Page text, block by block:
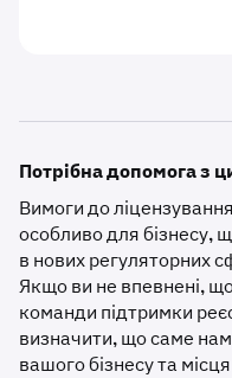
Потрібна допомога з
Вимоги до
особливо для бізнесу,
в нових регуляторних
Якщо ви не впевнені,
команди підтримки
визначити, що саме
вашого бізнесу та